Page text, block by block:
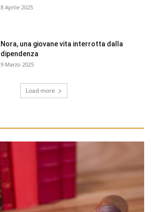
8 Aprile 2025
Nora, una giovane vita interrotta dalla
dipendenza
9 Marzo 2025
Load more